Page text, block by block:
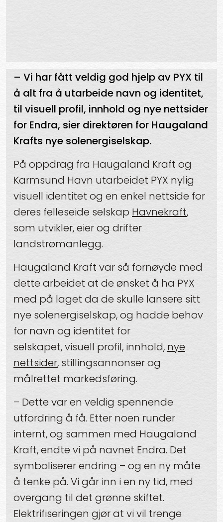
– Vi har fått veldig god hjelp av PYX til
å alt fra å utarbeide navn og identitet,
til visuell profil, innhold og nye nettsider
for Endra, sier direktøren for Haugaland
Krafts nye solenergiselskap.
På oppdrag fra Haugaland Kraft og
Karmsund Havn utarbeidet PYX nylig
visuell identitet og en enkel nettside for
deres felleseide selskap Havnekraft,
som utvikler, eier og drifter
landstrømanlegg.
Haugaland Kraft var så fornøyde med
dette arbeidet at de ønsket å ha PYX
med på laget da de skulle lansere sitt
nye solenergiselskap, og hadde behov
for navn og identitet for
selskapet,visuell profil, innhold, nye
nettsider, stillingsannonser og
målrettet markedsføring.
– Dette var en veldig spennende
utfordring å få. Etter noen runder
internt, og sammen med Haugaland
Kraft, endte vi på navnet Endra. Det
symboliserer endring – og en ny måte
å tenke på. Vi går inn i en ny tid, med
overgang til det grønne skiftet.
Elektrifiseringen gjør at vi vil trenge